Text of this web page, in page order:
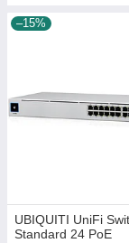
–15%
UBIQUITI UniFi
Standard 24 PoE